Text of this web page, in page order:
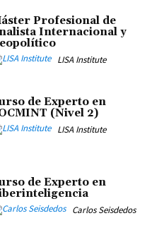
Profesional de
Internacional y
LISA Institute
de Experto en
(Nivel 2)
LISA Institute
de Experto en
Carlos Seisdedos